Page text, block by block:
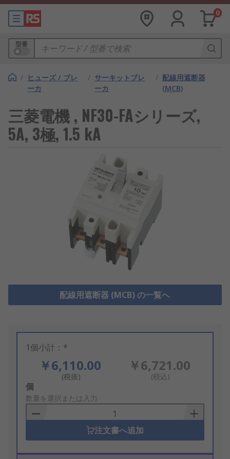
0
型番
/ ヒューズ / ブレ
ーカ
/ サーキットブレ
ーカ
/ 配線用遮断器
(MCB)
三菱電機 , NF30-FAシリーズ,
5A, 3極, 1.5 kA
配線用遮断器 (MCB) の一覧へ
1個小計：*
￥6,110.00
(税抜)
￥6,721.00
(税込)
Add
to
Basket
個
数量を選択または入力
注文書へ追加